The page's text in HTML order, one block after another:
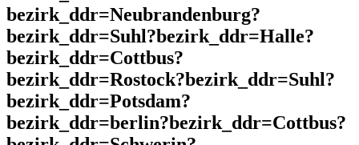
bezirk_ddr=Neubrandenburg?
bezirk_ddr=Suhl?bezirk_ddr=Halle?
bezirk_ddr=Cottbus?
bezirk_ddr=Rostock?bezirk_ddr=Suhl?
bezirk_ddr=Potsdam?
bezirk_ddr=berlin?bezirk_ddr=Cottbus?